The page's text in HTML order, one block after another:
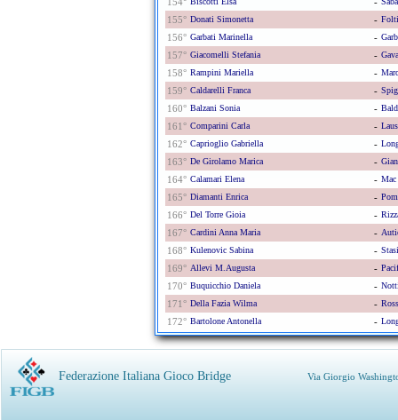
155° Donati Simonetta -
156° Garbati Marinella -
157° Giacomelli Stefania -
158° Rampini Mariella -
159° Caldarelli Franca -
160° Balzani Sonia -
161° Comparini Carla -
162° Caprioglio Gabriella -
163° De Girolamo Marica -
164° Calamari Elena - Mac
165° Diamanti Enrica -
166° Del Torre Gioia -
167° Cardini Anna Maria -
168° Kulenovic Sabina -
169° Allevi M.augusta -
170° Buquicchio Daniela -
171° Della Fazia Wilma -
172° Bartolone Antonella -
Federazione Italiana Gioco Bridge Via Giorgio